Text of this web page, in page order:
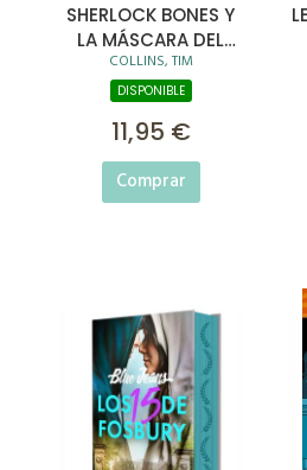
SHERLOCK BONES Y
LA MÁSCARA DEL
FARAÓN
COLLINS, TIM
DISPONIBLE
11,95 €
Comprar